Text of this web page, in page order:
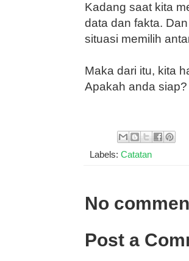
Kadang saat kita
data dan fakta.
situasi memilih
Maka dari itu, kita
Apakah anda siap?
Labels: Catatan
No
Post a